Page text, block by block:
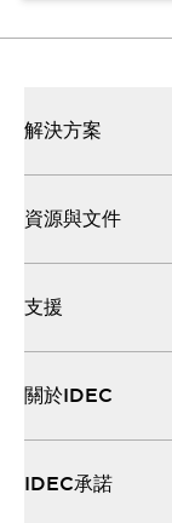
解決方案
資源與文件
支援
關於IDEC
IDEC承諾